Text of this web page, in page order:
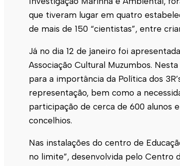
que tiveram lugar em quatro
de mais de 150 “cientistas”, entre
Já no dia 12 de janeiro foi
Associação Cultural Muzumbos.
para a importância da Política dos
representação, bem como a
participação de cerca de 600 alunos
concelhios.
Nas instalações do centro de
no limite”, desenvolvida pelo Centro